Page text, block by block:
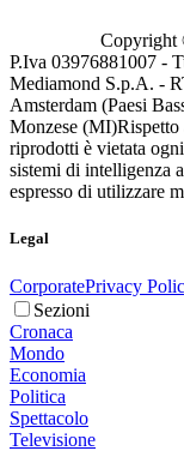
Copyright
P.Iva 03976881007 -
Mediamond S.p.A. -
Amsterdam (Paesi
Monzese (MI)Rispetto
riprodotti è vietata
sistemi di intelligenza
espresso di utilizzare
Legal
CorporatePrivacy
Sezioni
Cronaca
Mondo
Economia
Politica
Spettacolo
Televisione